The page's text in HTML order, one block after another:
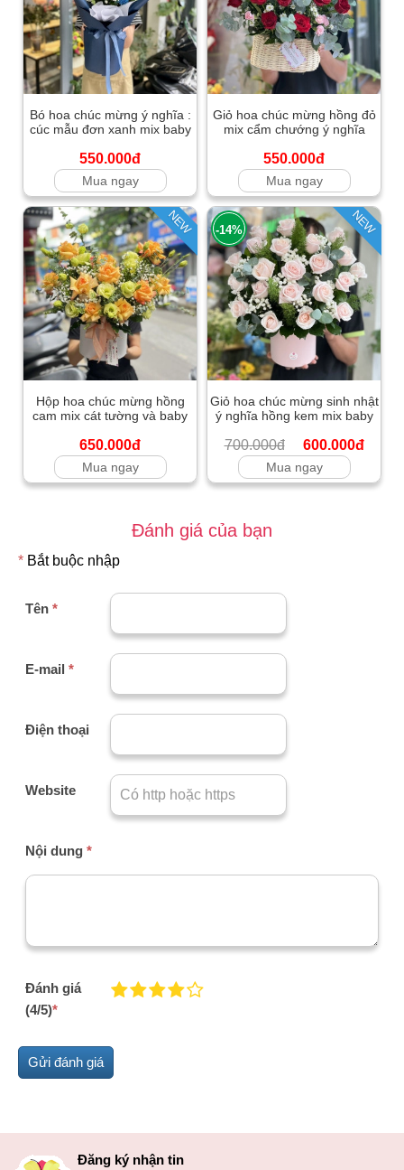
Bó hoa chúc mừng ý nghĩa :
cúc mẫu đơn xanh mix baby
550.000đ
Mua ngay
Giỏ hoa chúc mừng hồng đỏ
mix cẩm chướng ý nghĩa
550.000đ
Mua ngay
NEW
Hộp hoa chúc mừng hồng
cam mix cát tường và baby
650.000đ
Mua ngay
NEW
-14%
Giỏ hoa chúc mừng sinh nhật
ý nghĩa hồng kem mix baby
700.000đ 600.000đ
Mua ngay
Đánh giá của bạn
* Bắt buộc nhập
Tên *
E-mail *
Điện thoại
Website
Nội dung *
Đánh giá
(4/5)*
Đăng ký nhận tin